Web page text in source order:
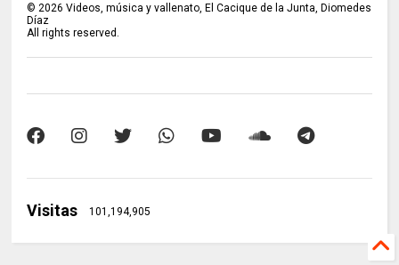
© 2026 Videos, música y vallenato, El Cacique de la Junta, Diomedes
Díaz
All rights reserved.
Visitas 101,194,905